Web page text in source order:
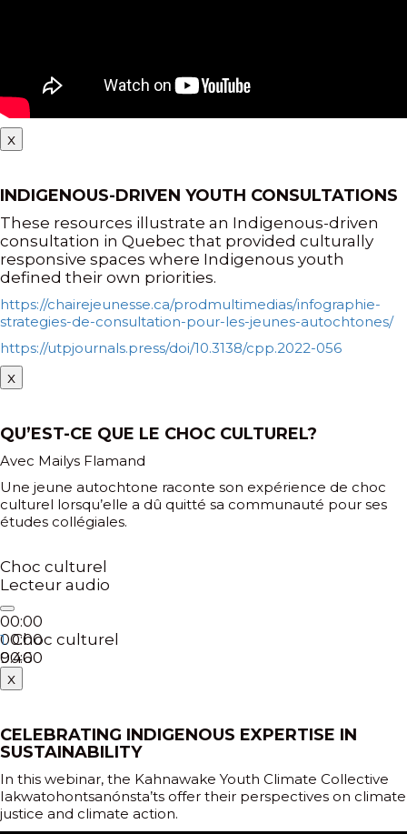
x
INDIGENOUS-DRIVEN YOUTH CONSULTATIONS
These resources illustrate an Indigenous-driven
consultation in Quebec that provided culturally
responsive spaces where Indigenous youth
defined their own priorities.
https://chairejeunesse.ca/prodmultimedias/infographie-
strategies-de-consultation-pour-les-jeunes-autochtones/
https://utpjournals.press/doi/10.3138/cpp.2022-056
x
QU’EST-CE QUE LE CHOC CULTUREL?
Avec Mailys Flamand
Une jeune autochtone raconte son expérience de choc
culturel lorsqu’elle a dû quitté sa communauté pour ses
études collégiales.
Choc culturel
Lecteur audio
00:00
00:00
00:00
1.Choc culturel
9:46
x
CELEBRATING INDIGENOUS EXPERTISE IN
SUSTAINABILITY
In this webinar, the Kahnawake Youth Climate Collective
Iakwatohontsanónsta’ts offer their perspectives on climate
justice and climate action.